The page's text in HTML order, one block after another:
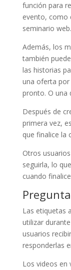
función para
evento, como
seminario web.
Además, los
también
las historias
una oferta
pronto. O una
Después de
primera vez,
que finalice la
Otros
seguirla, lo
cuando
Las etiquetas
utilizar
usuarios
responderlas
Los videos en